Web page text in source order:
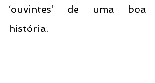
‘ouvintes’ de uma boa
história.